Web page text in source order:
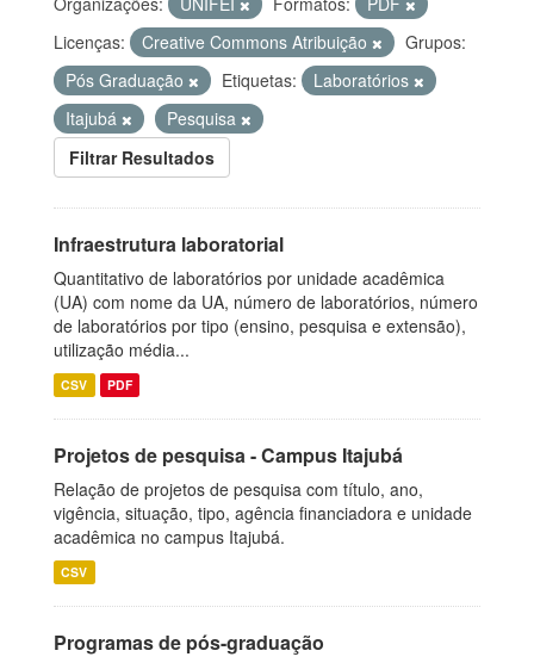
Licenças:
Creative Commons Atribuição
Grupos:
Pós Graduação
Etiquetas:
Laboratórios
Itajubá
Pesquisa
Filtrar Resultados
Infraestrutura laboratorial
Quantitativo de laboratórios por unidade acadêmica
(UA) com nome da UA, número de laboratórios, número
de laboratórios por tipo (ensino, pesquisa e extensão),
utilização média...
CSV PDF
Projetos de pesquisa - Campus Itajubá
Relação de projetos de pesquisa com título, ano,
vigência, situação, tipo, agência financiadora e unidade
acadêmica no campus Itajubá.
CSV
Programas de pós-graduação